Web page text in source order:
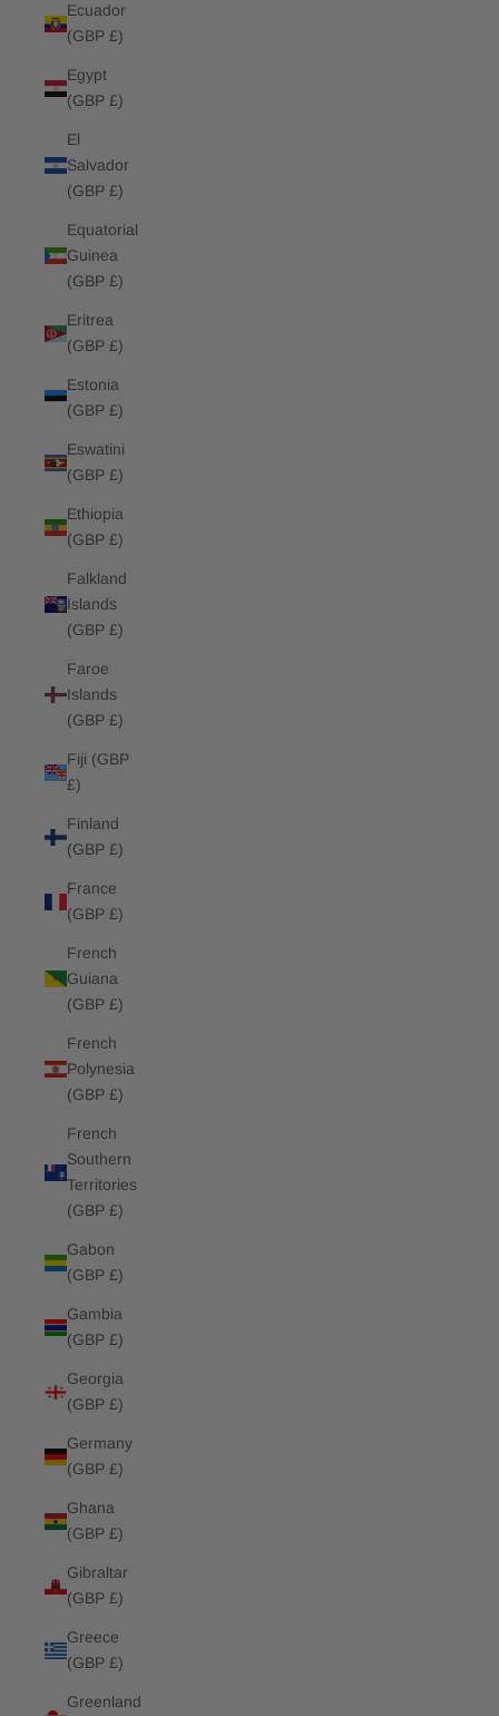
Ecuador
(GBP £)
Egypt
(GBP £)
El
Salvador
(GBP £)
Equatorial
Guinea
(GBP £)
Eritrea
(GBP £)
Estonia
(GBP £)
Eswatini
(GBP £)
Ethiopia
(GBP £)
Falkland
Islands
(GBP £)
Faroe
Islands
(GBP £)
Fiji (GBP
£)
Finland
(GBP £)
France
(GBP £)
French
Guiana
(GBP £)
French
Polynesia
(GBP £)
French
Southern
Territories
(GBP £)
Gabon
(GBP £)
Gambia
(GBP £)
Georgia
(GBP £)
Germany
(GBP £)
Ghana
(GBP £)
Gibraltar
(GBP £)
Greece
(GBP £)
Greenland